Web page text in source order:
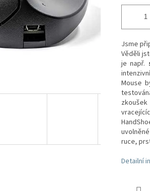
Jsme
Věděli
je např.
Mouse
ruce,
Detailní